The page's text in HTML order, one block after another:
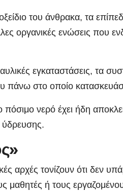
του άνθρακα, τα
οργανικές ενώσεις που
εγκαταστάσεις, τα
πάνω στο οποίο
νερό έχει ήδη
ύδρευσης.
αρχές τονίζουν ότι δεν
μαθητές ή τους